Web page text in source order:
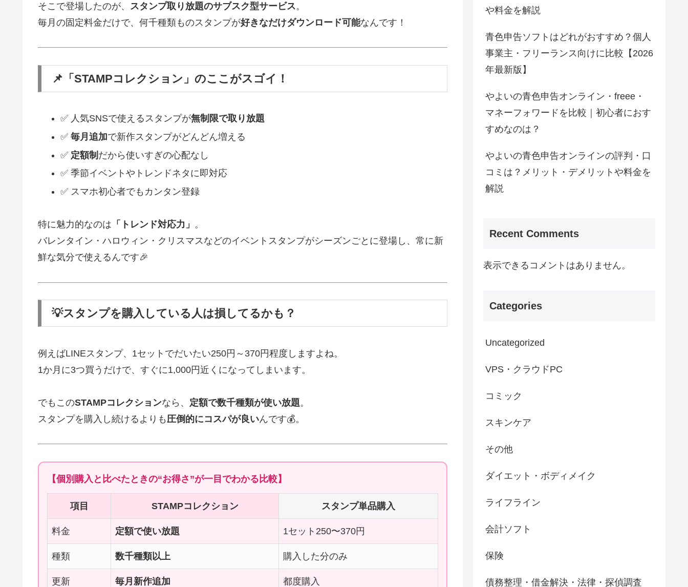
そこで登場したのが、 スタンプ取り放題のサブスク型サービス。
毎月の固定料金だけで、何千種類ものスタンプが好きなだけダウンロード可能なんです！
📌「STAMPコレクション」のここがスゴイ！
✅ 人気SNSで使えるスタンプが無制限で取り放題
✅ 毎月追加で新作スタンプがどんどん増える
✅ 定額制 だから使いすぎの心配なし
✅ 季節イベントやトレンドネタに即対応
✅ スマホ初心者でもカンタン登録
特に魅力的なのは 「トレンド対応力」 。
バレンタイン・ハロウィン・クリスマスなどのイベントスタンプがシーズンごとに登場し、常に新
鮮な気分で使えるんです🎉
💡スタンプを購入している人は損してるかも？
例えばLINEスタンプ、1セットでだいたい250円～370円程度しますよね。
1か月に3つ買うだけで、すぐに1,000円近くになってしまいます。
でもこのSTAMPコレクションなら、 定額で数千種類が使い放題。
スタンプを購入し続けるよりも 圧倒的にコスパが良いんです💰。
【個別購入と比べたときの“お得さ”が一目でわかる比較】
項目 STAMPコレクション スタンプ単品購入
料金 定額で使い放題 1セット250〜370円
種類 数千種類以上 購入した分のみ
更新 毎月新作追加 都度購入
や料金を解説
青色申告ソフトはどれがおすすめ？個人
事業主・フリーランス向けに比較【2026
年最新版】
やよいの青色申告オンライン・freee・
マネーフォワードを比較｜初心者におす
すめなのは？
やよいの青色申告オンラインの評判・口
コミは？メリット・デメリットや料金を
解説
Recent Comments
表示できるコメントはありません。
Categories
Uncategorized
VPS・クラウドPC
コミック
スキンケア
その他
ダイエット・ボディメイク
ライフライン
会計ソフト
保険
債務整理・借金解決・法律・探偵調査